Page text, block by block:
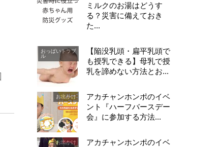
ミルクのお湯はどうす
る？災害に備えておき
た...
おっぱいトラブ
ル
【陥没乳頭・扁平乳頭で
も授乳できる】母乳で授
乳を諦めない方法とお...
お出かけ
アカチャンホンポのイベ
ント『ハーフバースデー
会』に参加する方法...
お出かけ
アカチャンホンポのイベ